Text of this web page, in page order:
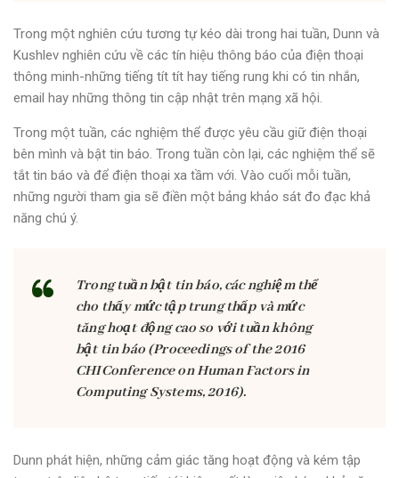
Trong một nghiên cứu tương tự kéo dài trong hai tuần, Dunn và
Kushlev nghiên cứu về các tín hiệu thông báo của điện thoại
thông minh-những tiếng tít tít hay tiếng rung khi có tin nhắn,
email hay những thông tin cập nhật trên mạng xã hội.
Trong một tuần, các nghiệm thể được yêu cầu giữ điện thoại
bên mình và bật tin báo. Trong tuần còn lại, các nghiệm thể sẽ
tắt tin báo và để điện thoại xa tầm với. Vào cuối mỗi tuần,
những người tham gia sẽ điền một bảng khảo sát đo đạc khả
năng chú ý.
Trong tuần bật tin báo, các nghiệm thể
cho thấy mức tập trung thấp và mức
tăng hoạt động cao so với tuần không
bật tin báo (Proceedings of the 2016
CHIConference on Human Factors in
Computing Systems, 2016).
Dunn phát hiện, những cảm giác tăng hoạt động và kém tập